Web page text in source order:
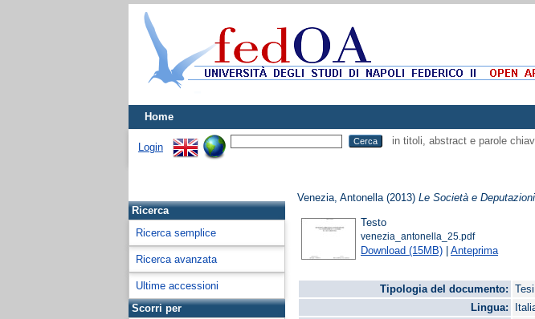
Home
Login
in titoli, abstract e parole
Ricerca
Ricerca semplice
Ricerca avanzata
Ultime accessioni
Scorri per
Venezia, Antonella (2013)Le Società e
Testo
venezia_antonella_25.pdf
Download (15MB) |Anteprima
Tipologia del documento:
Lingua: